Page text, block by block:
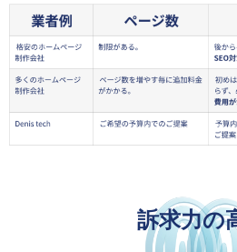
訴求力の